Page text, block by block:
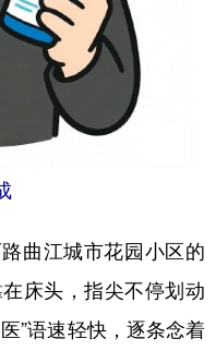
曲江城市花园小区的
床头，指尖不停划动
”语速轻快，逐条念着